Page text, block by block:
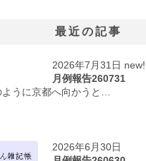
最近の記事
2026年7月31日
月例報告260731
うに京都へ向かうと…
2026年6月30日